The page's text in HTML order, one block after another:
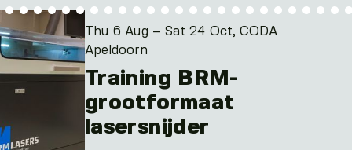
Fri. 7 Aug 2026
Wed. 12 Aug 2026
Thu 6 Aug – Sat 24 Oct, CODA
Apeldoorn
Training BRM-
grootformaat
lasersnijder